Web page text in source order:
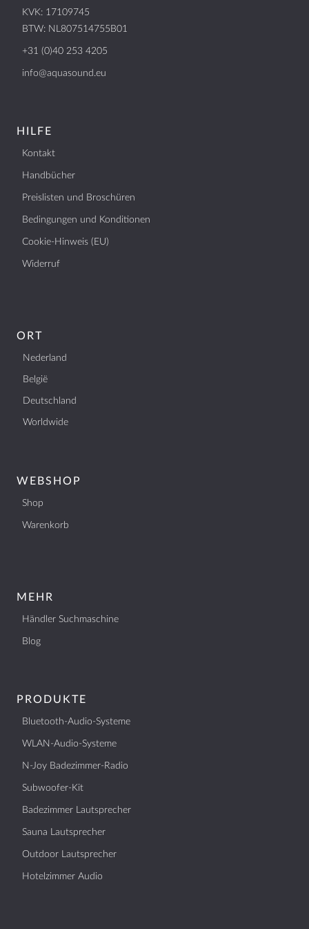
KVK: 17109745
BTW: NL807514755B01
+31 (0)40 253 4205
info@aquasound.eu
HILFE
Kontakt
Handbücher
Preislisten und Broschüren
Bedingungen und Konditionen
Cookie-Hinweis (EU)
Widerruf
ORT
Nederland
België
Deutschland
Worldwide
WEBSHOP
Shop
Warenkorb
MEHR
Händler Suchmaschine
Blog
PRODUKTE
Bluetooth-Audio-Systeme
WLAN-Audio-Systeme
N-Joy Badezimmer-Radio
Subwoofer-Kit
Badezimmer Lautsprecher
Sauna Lautsprecher
Outdoor Lautsprecher
Hotelzimmer Audio
BTW: NL807514755B01
+31 (0)40 253 4205
info@aquasound.eu